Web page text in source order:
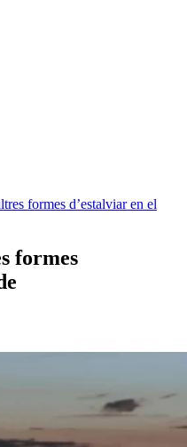
formes d’estalviar en el
formes